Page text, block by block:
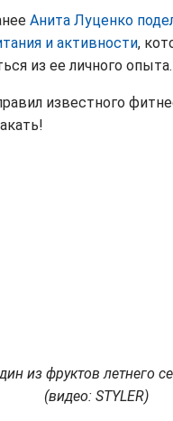
Анита Луценко
и активности,
из ее личного опыта.
известного
из фруктов летнего
(видео: STYLER)